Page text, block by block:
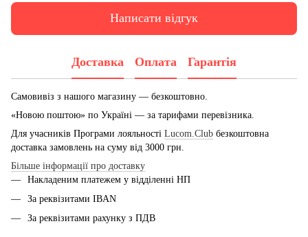
Написати відгук
Доставка Оплата Гарантія
Самовивіз з нашого магазину — безкоштовно.
«Новою поштою» по Україні — за тарифами перевізника.
Для учасників Програми лояльності Lucom.Club безкоштовна
доставка замовлень на суму від 3000 грн.
Більше інформації про доставку
Накладеним платежем у відділенні НП
За реквізитами IBAN
За реквізитами рахунку з ПДВ